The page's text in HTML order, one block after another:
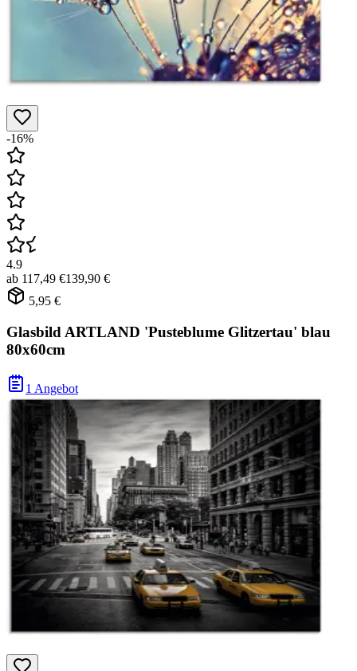
-16%
4.9
ab 117,49 €139,90 €
5,95 €
Glasbild ARTLAND 'Pusteblume Glitzertau' blau
80x60cm
1 Angebot